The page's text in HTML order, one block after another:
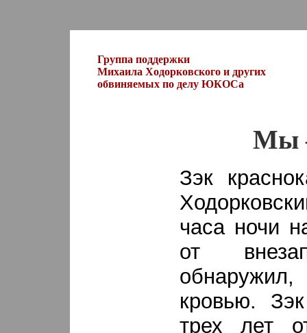
Группа поддержки
Михаила Ходорковского и других
обвиняемых по делу ЮКОСа
Мы
Зэк
часа ночи
от
кровью.
трех лет